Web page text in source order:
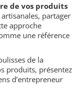
de vos produits
partager
approche
une référence
de la
produits, présentez
d’entrepreneur